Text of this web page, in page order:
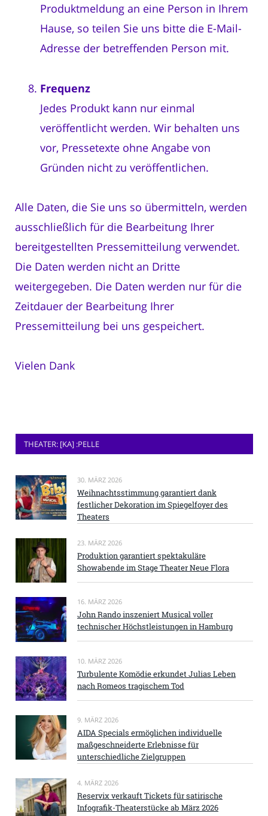
Produktmeldung an eine Person in Ihrem
Hause, so teilen Sie uns bitte die E-Mail-
Adresse der betreffenden Person mit.
Frequenz
Jedes Produkt kann nur einmal
veröffentlicht werden. Wir behalten uns
vor, Pressetexte ohne Angabe von
Gründen nicht zu veröffentlichen.
Alle Daten, die Sie uns so übermitteln, werden
ausschließlich für die Bearbeitung Ihrer
bereitgestellten Pressemitteilung verwendet.
Die Daten werden nicht an Dritte
weitergegeben. Die Daten werden nur für die
Zeitdauer der Bearbeitung Ihrer
Pressemitteilung bei uns gespeichert.
Vielen Dank
THEATER: [KA] :PELLE
30. MÄRZ 2026
Weihnachtsstimmung garantiert dank
festlicher Dekoration im Spiegelfoyer des
Theaters
23. MÄRZ 2026
Produktion garantiert spektakuläre
Showabende im Stage Theater Neue Flora
16. MÄRZ 2026
John Rando inszeniert Musical voller
technischer Höchstleistungen in Hamburg
10. MÄRZ 2026
Turbulente Komödie erkundet Julias Leben
nach Romeos tragischem Tod
9. MÄRZ 2026
AIDA Specials ermöglichen individuelle
maßgeschneiderte Erlebnisse für
unterschiedliche Zielgruppen
4. MÄRZ 2026
Reservix verkauft Tickets für satirische
Infografik-Theaterstücke ab März 2026